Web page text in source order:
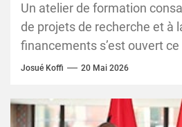
Un atelier de formation
de projets de recherche et à
financements s’est ouvert
2026 à...
Josué Koffi 20 Mai 2026